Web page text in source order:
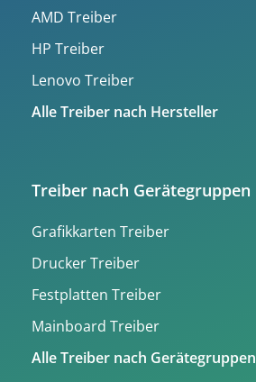
AMD Treiber
HP Treiber
Lenovo Treiber
Alle Treiber nach Hersteller
Treiber nach Gerätegruppen
Grafikkarten Treiber
Drucker Treiber
Festplatten Treiber
Mainboard Treiber
Alle Treiber nach Gerätegruppen